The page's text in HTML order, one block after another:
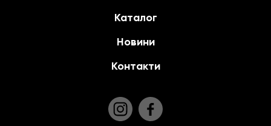
Каталог
Новини
Контакти